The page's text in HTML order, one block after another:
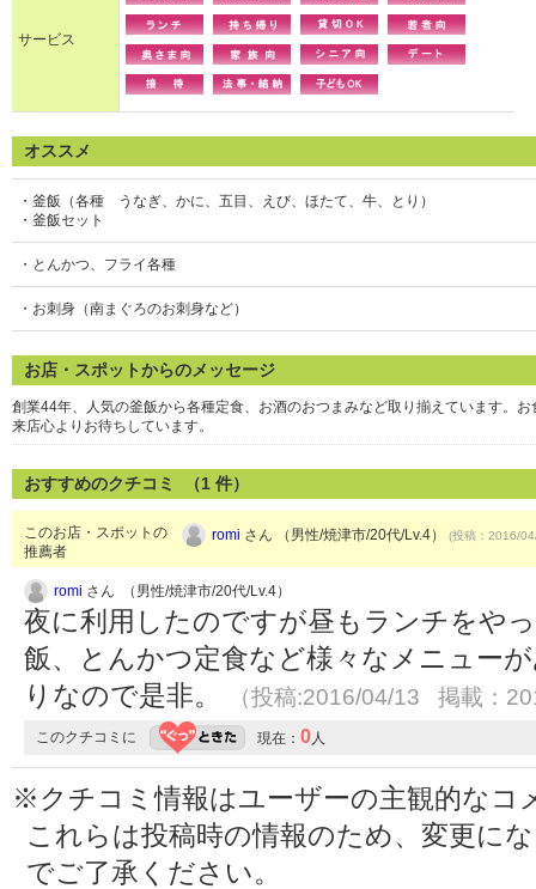
サービス
オススメ
・釜飯（各種 うなぎ、かに、五目、えび、ほたて、牛、とり）
・釜飯セット
・とんかつ、フライ各種
・お刺身（南まぐろのお刺身など）
お店・スポットからのメッセージ
創業44年、人気の釜飯から各種定食、お酒のおつまみなど取り揃えています。
来店心よりお待ちしています。
おすすめのクチコミ （1 件）
このお店・スポットの
推薦者
romi さん （男性/焼津市/20代/Lv.4） (投稿：2016/
romi さん （男性/焼津市/20代/Lv.4）
夜に利用したのですが昼もランチをや
飯、とんかつ定食など様々なメニュー
りなので是非。
（投稿:2016/04/13 掲載：
このクチコミに 現在： 0人
※クチコミ情報はユーザーの主観的なコ
これらは投稿時の情報のため、変更に
でご了承ください。